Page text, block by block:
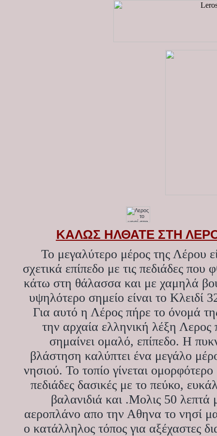
ΚΑΛΩΣ ΗΛΘΑΤΕ ΣΤΗ
Το μεγαλύτερο μέρος της Λέρου
σχετικά επίπεδο με τις πεδιάδες που
κάτω στη θάλασσα και με χαμηλά
υψηλότερο σημείο είναι το Κλειδί
Για αυτό η Λέρος πήρε το όνομά
την αρχαία ελληνική λέξη Λερος
σημαίνει ομαλό, επίπεδο. Η
βλάστηση καλύπτει ένα μεγάλο
νησιού. Το τοπίο γίνεται ομορφότερο
πεδιάδες δασικές με το πεύκο,
βαλανιδιά και .Μολις 50 λεπτά
αεροπλάνο απο την Αθηνα το νησί
ο κατάλληλος τόπος για αξέχαστες